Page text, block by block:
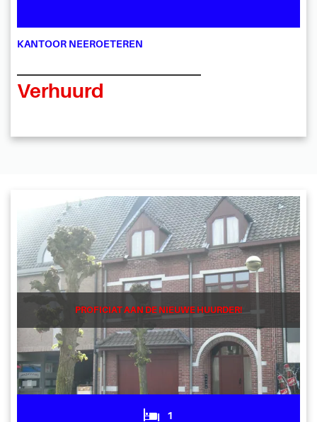
KANTOOR NEEROETEREN
Verhuurd
PROFICIAT AAN DE NIEUWE HUURDER!
1